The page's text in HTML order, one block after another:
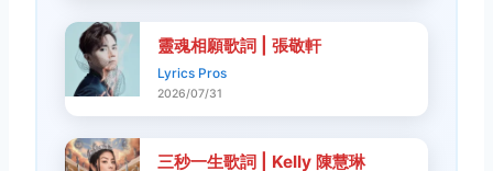
靈魂相願歌詞 | 張敬軒
Lyrics Pros
2026/07/31
三秒一生歌詞 | Kelly 陳慧琳